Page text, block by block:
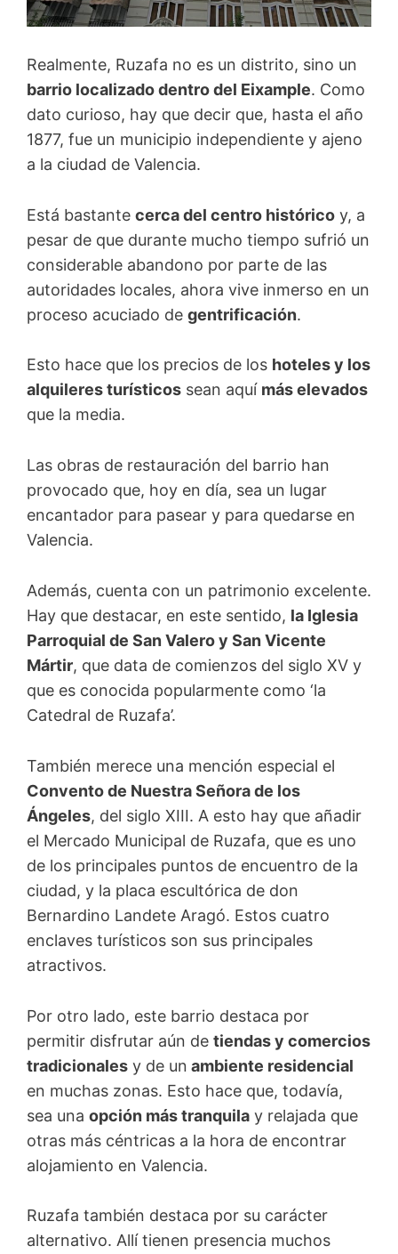
Realmente, Ruzafa no es un distrito, sino un
barrio localizado dentro del Eixample. Como
dato curioso, hay que decir que, hasta el año
1877, fue un municipio independiente y ajeno
a la ciudad de Valencia.
Está bastante cerca del centro histórico y, a
pesar de que durante mucho tiempo sufrió un
considerable abandono por parte de las
autoridades locales, ahora vive inmerso en un
proceso acuciado de gentrificación.
Esto hace que los precios de los hoteles y los
alquileres turísticos sean aquí más elevados
que la media.
Las obras de restauración del barrio han
provocado que, hoy en día, sea un lugar
encantador para pasear y para quedarse en
Valencia.
Además, cuenta con un patrimonio excelente.
Hay que destacar, en este sentido, la Iglesia
Parroquial de San Valero y San Vicente
Mártir, que data de comienzos del siglo XV y
que es conocida popularmente como ‘la
Catedral de Ruzafa’.
También merece una mención especial el
Convento de Nuestra Señora de los
Ángeles, del siglo XIII. A esto hay que añadir
el Mercado Municipal de Ruzafa, que es uno
de los principales puntos de encuentro de la
ciudad, y la placa escultórica de don
Bernardino Landete Aragó. Estos cuatro
enclaves turísticos son sus principales
atractivos.
Por otro lado, este barrio destaca por
permitir disfrutar aún de tiendas y comercios
tradicionales y de un ambiente residencial
en muchas zonas. Esto hace que, todavía,
sea una opción más tranquila y relajada que
otras más céntricas a la hora de encontrar
alojamiento en Valencia.
Ruzafa también destaca por su carácter
alternativo. Allí tienen presencia muchos